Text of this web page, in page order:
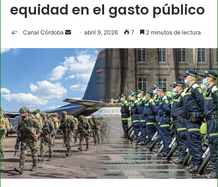
equidad en el gasto público
Canal Córdoba
Send
email
abril 9, 2026 7 2 minutos de lectura